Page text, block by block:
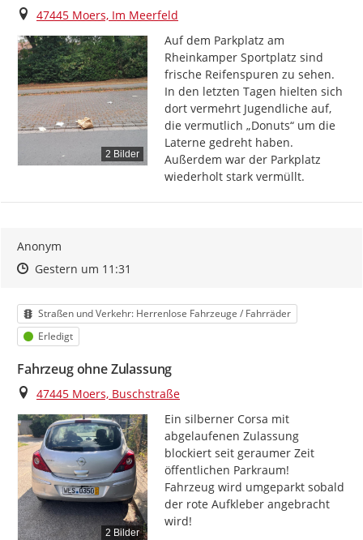
Ort
47445 Moers, Im Meerfeld
2 Bilder
Auf dem Parkplatz am
Rheinkamper Sportplatz sind
frische Reifenspuren zu sehen.
In den letzten Tagen hielten sich
dort vermehrt Jugendliche auf,
die vermutlich „Donuts“ um die
Laterne gedreht haben.
Außerdem war der Parkplatz
wiederholt stark vermüllt.
Anonym
Zeitpunkt des Erstellens
Zeitpunkt des Erstellens
Gestern um 11:31
Kategorie
Straßen und Verkehr: Herrenlose Fahrzeuge / Fahrräder
Status
Erledigt
Fahrzeug ohne Zulassung
Ort
47445 Moers, Buschstraße
2 Bilder
Ein silberner Corsa mit
abgelaufenen Zulassung
blockiert seit geraumer Zeit
öffentlichen Parkraum!
Fahrzeug wird umgeparkt sobald
der rote Aufkleber angebracht
wird!